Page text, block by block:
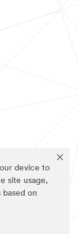
device to
site usage,
on